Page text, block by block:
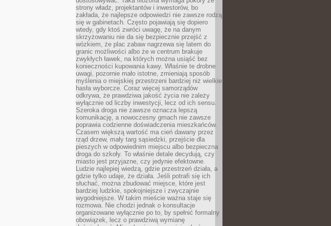
strony władz, projektantów i inwestorów, bo
zakłada, że najlepsze odpowiedzi nie zawsze rodzą
się w gabinetach. Często pojawiają się dopiero
wtedy, gdy ktoś zwróci uwagę, że na danym
skrzyżowaniu nie da się bezpiecznie przejść z
wózkiem, że plac zabaw nagrzewa się latem do
granic możliwości albo że w centrum brakuje
zwykłych ławek, na których można usiąść bez
konieczności kupowania kawy. Właśnie te drobne
uwagi, pozornie mało istotne, zmieniają sposób
myślenia o miejskiej przestrzeni bardziej niż wielkie
hasła wyborcze. Coraz więcej samorządów
odkrywa, że prawdziwa jakość życia nie zależy
wyłącznie od liczby inwestycji, lecz od ich sensu.
Szeroka droga nie zawsze oznacza lepszą
komunikację, a nowoczesny gmach nie zawsze
poprawia codzienne doświadczenia mieszkańców.
Czasem większą wartość ma cień dawany przez
rząd drzew, mały targ sąsiedzki, przejście dla
pieszych w odpowiednim miejscu albo bezpieczna
droga do szkoły. To właśnie detale decydują, czy
miasto jest przyjazne, czy jedynie efektowne.
Ludzie najlepiej wiedzą, gdzie przestrzeń działa, a
gdzie tylko udaje, że działa. Jeśli potrafi się ich
słuchać, można zbudować miejsce, które jest
bardziej ludzkie, spokojniejsze i zwyczajnie
wygodniejsze. W takim mieście ważna staje się
rozmowa. Nie chodzi jednak o konsultacje
organizowane wyłącznie po to, by spełnić formalny
obowiązek, lecz o prawdziwą wymianę